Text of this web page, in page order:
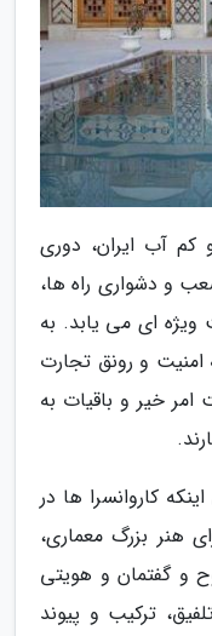
کم آب ایران، دوری
و دشواری راه ها،
ویژه ای می یابد. به
امنیت و رونق تجارت
امر خیر و باقیات به
کاروانسرا ها در
هنر بزرگ معماری،
و گفتمان و هویتی
ترکیب و پیوند